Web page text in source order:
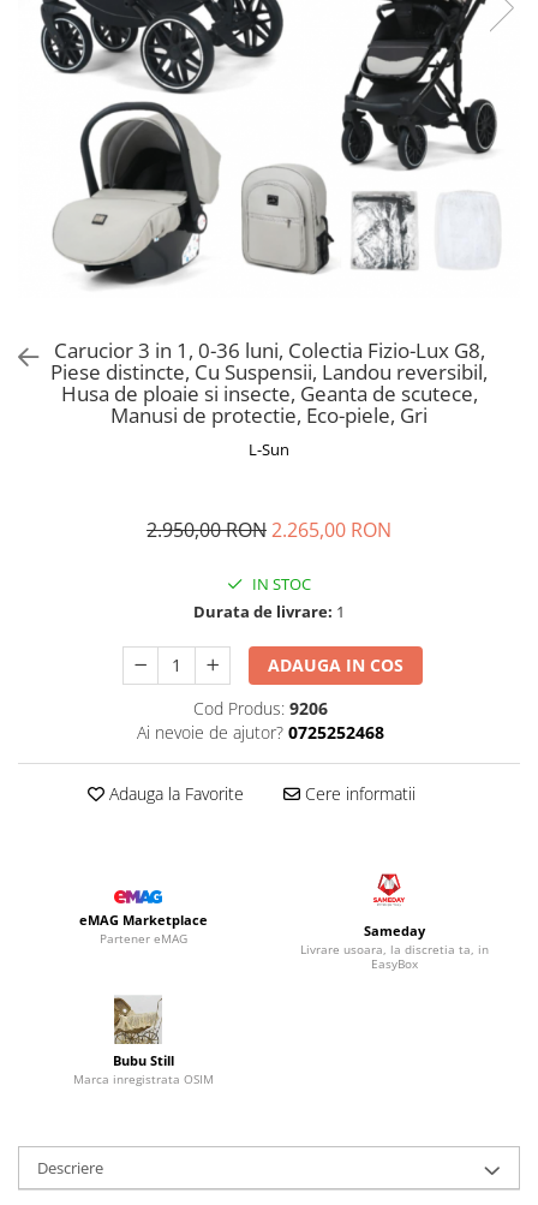
Bluze, pieptarase, mentite
Veste bebe
Rochite bebeluse
Pantaloni de exterior
Bluze si pulovere
Babetele
Bluze, pieptarase, mentite
Veste bebe
Pantaloni de exterior
Bluze si pulovere
Babetele
Hainute bumbac organic
Cos depozitare jucarii
Articole mamici
Jocuri educative si de societate
Jucarii tip Montessori
Masinute electrice
Jucarii gonflabile
Jucarii de nisip
Table de scris
Adidasi
Incaltaminte de panza
Carucior 3 in 1, 0-36 luni, Colectia Fizio-Lux G8,
Piese distincte, Cu Suspensii, Landou reversibil,
Husa de ploaie si insecte, Geanta de scutece,
Manusi de protectie, Eco-piele, Gri
L-Sun
2.950,00 RON2.265,00 RON
IN STOC
Durata de livrare: 1
ADAUGA IN COS
Cod Produs: 9206
Ai nevoie de ajutor? 0725252468
Adauga la Favorite Cere informatii
eMAG Marketplace
Partener eMAG Sameday
Livrare usoara, la discretia ta, in
EasyBox
Bubu Still
Marca inregistrata OSIM
Descriere